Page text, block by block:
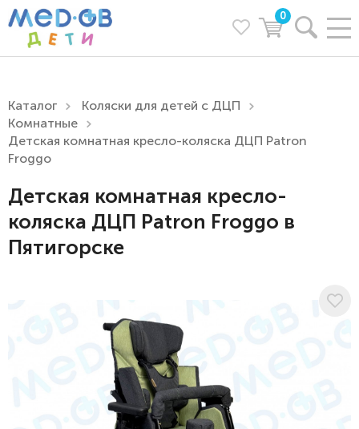
0
Каталог
Коляски для детей с ДЦП
Комнатные
Детская комнатная кресло-коляска ДЦП Patron
Froggo
Детская комнатная кресло-
коляска ДЦП Patron Froggo в
Пятигорске